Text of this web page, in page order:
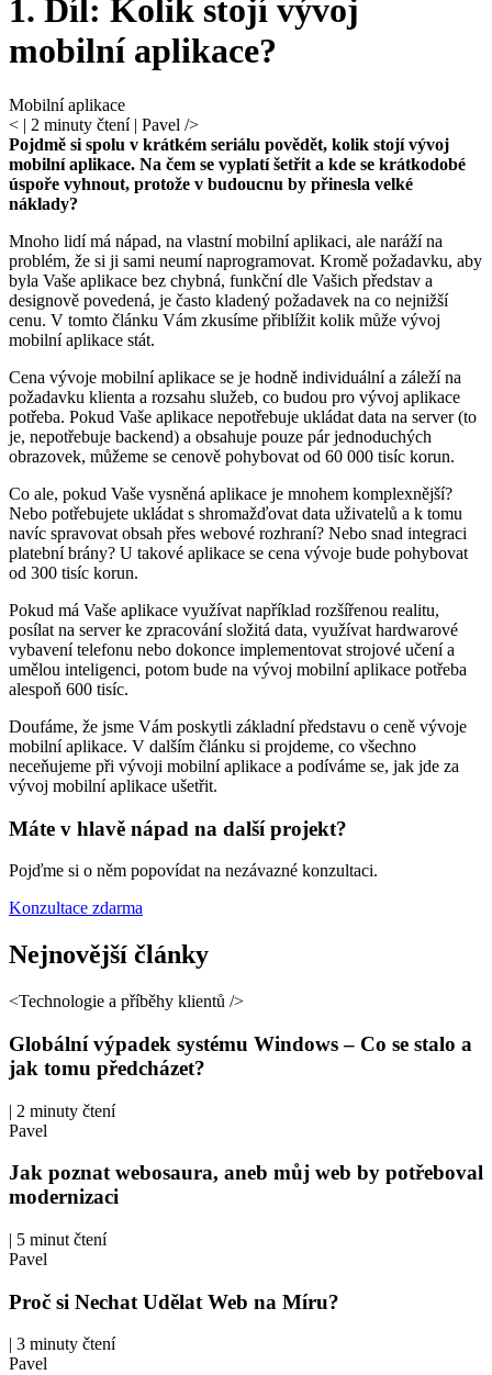
1. Díl: Kolik stojí vývoj
mobilní aplikace?
Mobilní aplikace
< | 2 minuty čtení | Pavel />
Pojdmě si spolu v krátkém seriálu povědět, kolik stojí vývoj
mobilní aplikace. Na čem se vyplatí šetřit a kde se krátkodobé
úspoře vyhnout, protože v budoucnu by přinesla velké
náklady?
Mnoho lidí má nápad, na vlastní mobilní aplikaci, ale naráží na
problém, že si ji sami neumí naprogramovat. Kromě požadavku, aby
byla Vaše aplikace bez chybná, funkční dle Vašich představ a
designově povedená, je často kladený požadavek na co nejnižší
cenu. V tomto článku Vám zkusíme přiblížit kolik může vývoj
mobilní aplikace stát.
Cena vývoje mobilní aplikace se je hodně individuální a záleží na
požadavku klienta a rozsahu služeb, co budou pro vývoj aplikace
potřeba. Pokud Vaše aplikace nepotřebuje ukládat data na server (to
je, nepotřebuje backend) a obsahuje pouze pár jednoduchých
obrazovek, můžeme se cenově pohybovat od 60 000 tisíc korun.
Co ale, pokud Vaše vysněná aplikace je mnohem komplexnější?
Nebo potřebujete ukládat s shromažďovat data uživatelů a k tomu
navíc spravovat obsah přes webové rozhraní? Nebo snad integraci
platební brány? U takové aplikace se cena vývoje bude pohybovat
od 300 tisíc korun.
Pokud má Vaše aplikace využívat například rozšířenou realitu,
posílat na server ke zpracování složitá data, využívat hardwarové
vybavení telefonu nebo dokonce implementovat strojové učení a
umělou inteligenci, potom bude na vývoj mobilní aplikace potřeba
alespoň 600 tisíc.
Doufáme, že jsme Vám poskytli základní představu o ceně vývoje
mobilní aplikace. V dalším článku si projdeme, co všechno
neceňujeme při vývoji mobilní aplikace a podíváme se, jak jde za
vývoj mobilní aplikace ušetřit.
Máte v hlavě nápad na další projekt?
Pojďme si o něm popovídat na nezávazné konzultaci.
Konzultace zdarma
Nejnovější články
<Technologie a příběhy klientů />
Globální výpadek systému Windows – Co se stalo a
jak tomu předcházet?
| 2 minuty čtení
Pavel
Jak poznat webosaura, aneb můj web by potřeboval
modernizaci
| 5 minut čtení
Pavel
Proč si Nechat Udělat Web na Míru?
| 3 minuty čtení
Pavel